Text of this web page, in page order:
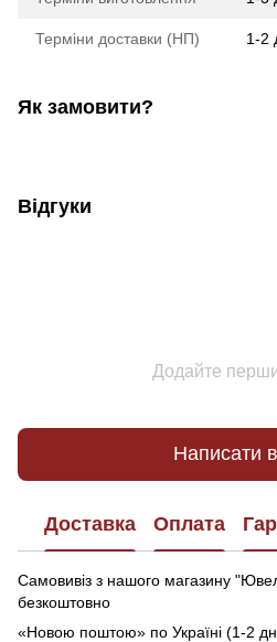
Терміни доставки (НП) 1-2
Як замовити?
Відгуки
Додайте
Написати
Доставка Оплата
Самовивіз з нашого магазину
безкоштовно
«Новою поштою» по Україні (1-2